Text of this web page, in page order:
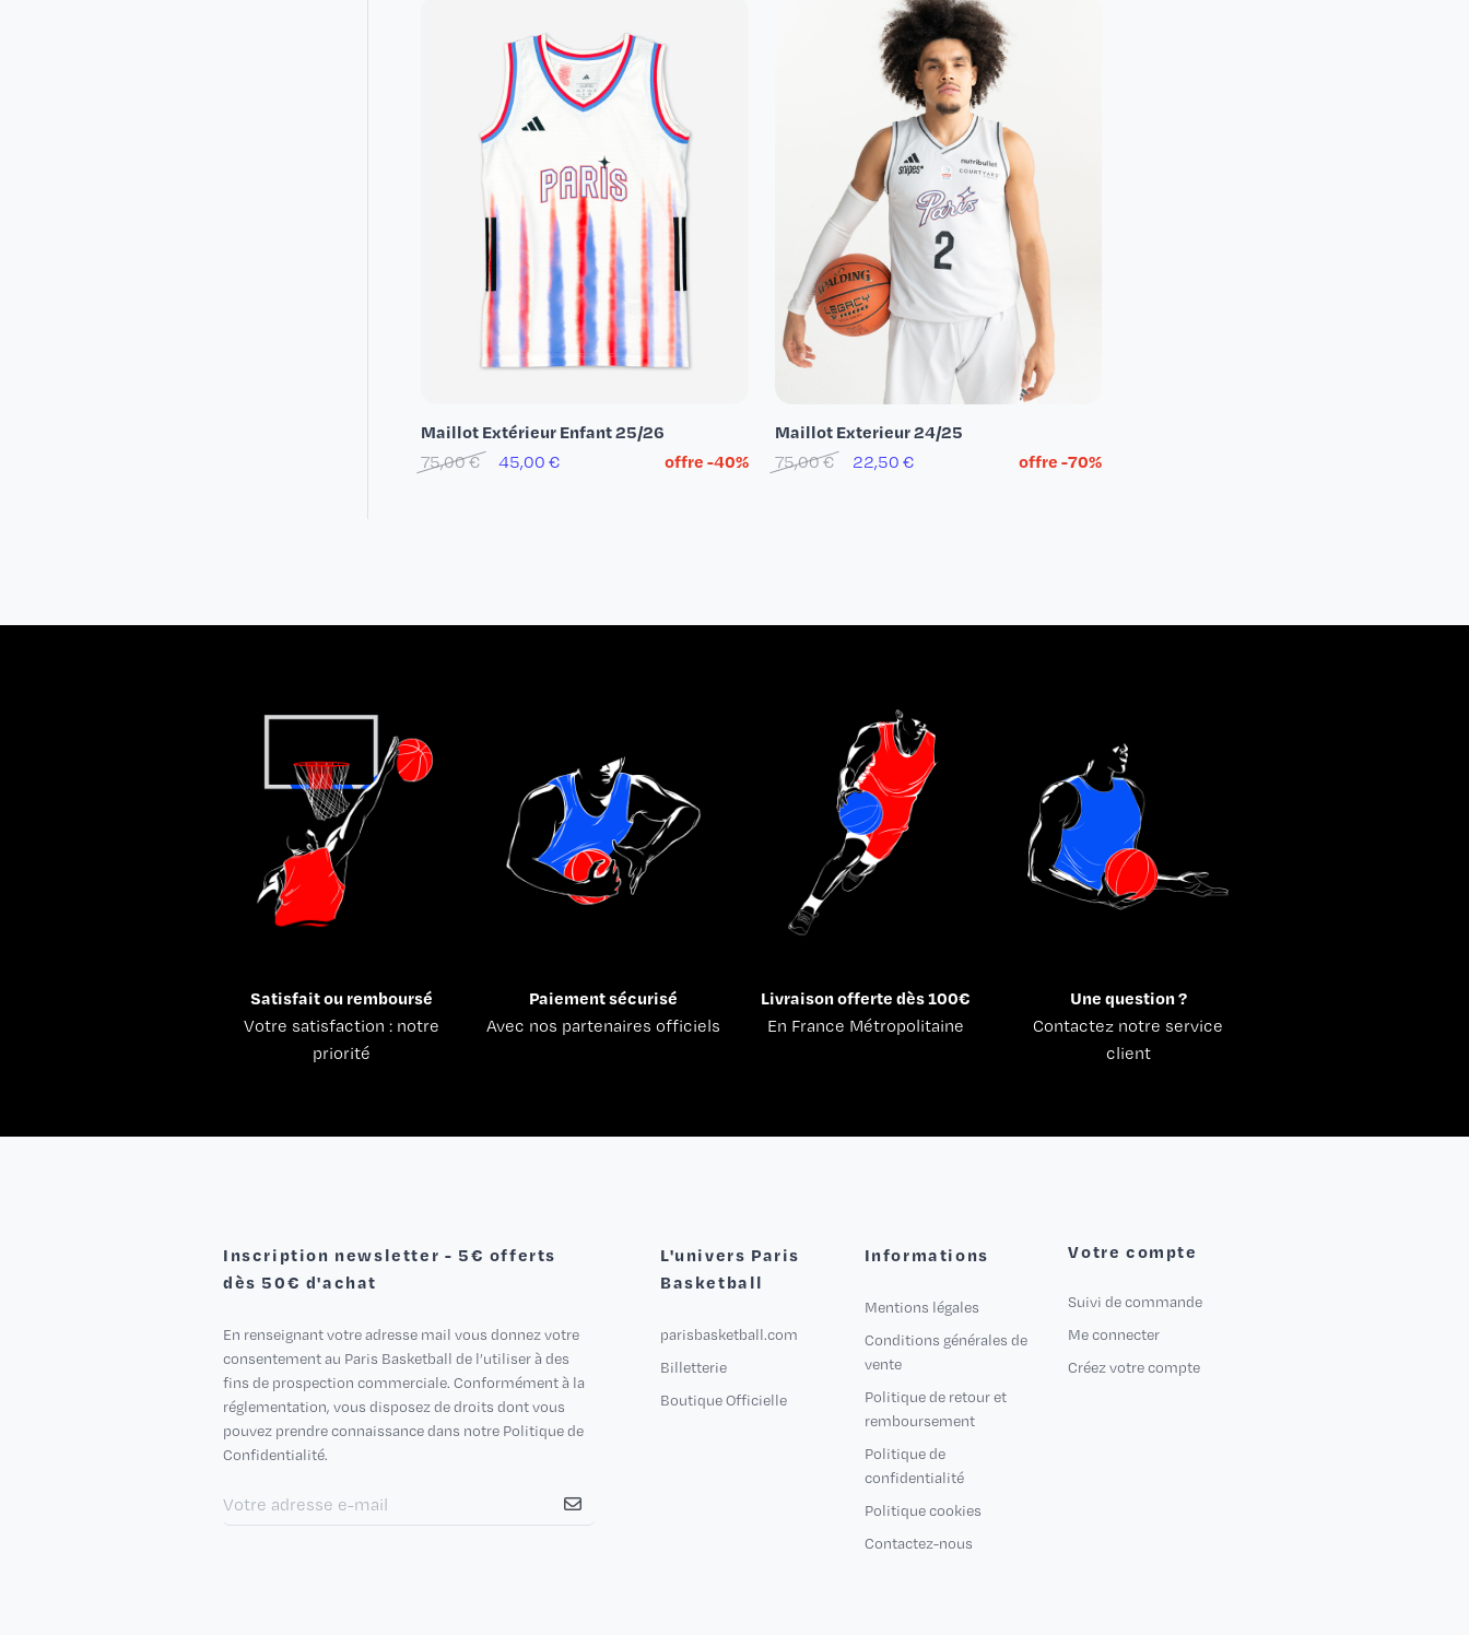
Maillot Extérieur Enfant 25/26
75,00 €
45,00 € offre -40%
Maillot Exterieur 24/25
75,00 €
22,50 € offre -70%
Satisfait ou remboursé
Votre satisfaction : notre
priorité
Paiement sécurisé
Avec nos partenaires officiels
Livraison offerte dès 100€
En France Métropolitaine
Une question ?
Contactez notre service
client
Inscription newsletter - 5€ offerts
dès 50€ d'achat
En renseignant votre adresse mail vous donnez votre
consentement au Paris Basketball de l’utiliser à des
fins de prospection commerciale. Conformément à la
réglementation, vous disposez de droits dont vous
pouvez prendre connaissance dans notre Politique de
Confidentialité.
L'univers Paris
Basketball
parisbasketball.com
Billetterie
Boutique Officielle
Informations
Mentions légales
Conditions générales de
vente
Politique de retour et
remboursement
Politique de
confidentialité
Politique cookies
Contactez-nous
Votre compte
Suivi de commande
Me connecter
Créez votre compte